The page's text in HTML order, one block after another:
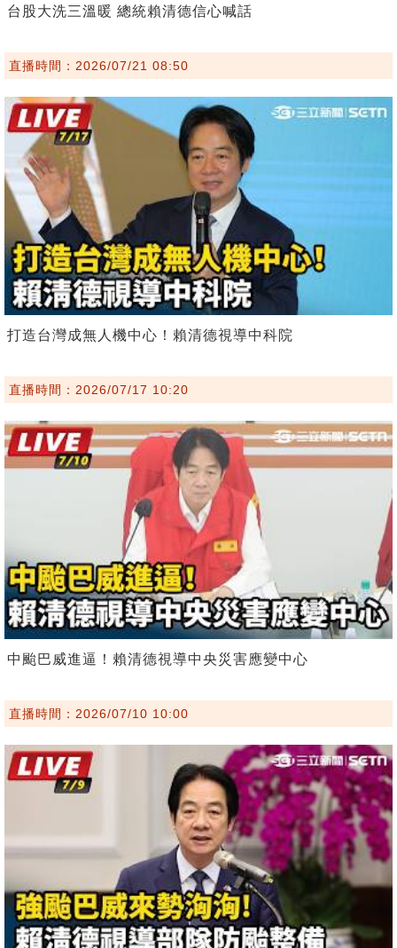
台股大洗三溫暖 總統賴清德信心喊話
直播時間：2026/07/21 08:50
打造台灣成無人機中心！賴清德視導中科院
直播時間：2026/07/17 10:20
中颱巴威進逼！賴清德視導中央災害應變中心
直播時間：2026/07/10 10:00